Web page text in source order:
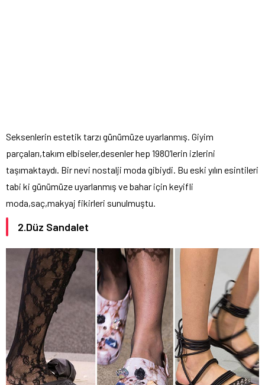
Seksenlerin estetik tarzı günümüze uyarlanmış. Giyim
parçaları,takım elbiseler,desenler hep 1980’lerin izlerini
taşımaktaydı. Bir nevi nostalji moda gibiydi. Bu eski yılın esintileri
tabi ki günümüze uyarlanmış ve bahar için keyifli
moda,saç,makyaj fikirleri sunulmuştu.
2.Düz Sandalet